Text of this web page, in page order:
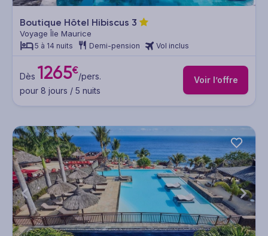
Boutique Hôtel Hibiscus 3
Voyage Île Maurice
5 à 14 nuits Demi-pension Vol inclus
Dès 1265€/pers.
pour 8 jours / 5 nuits
Voir l’offre